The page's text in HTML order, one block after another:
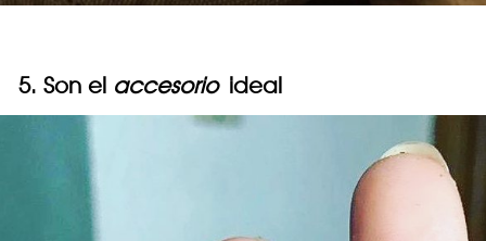
5. Son el accesorio ideal